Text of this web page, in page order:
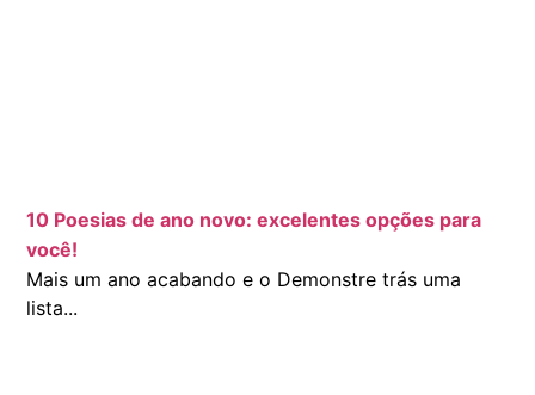
10 Poesias de ano novo: excelentes opções para
você!
Mais um ano acabando e o Demonstre trás uma
lista...